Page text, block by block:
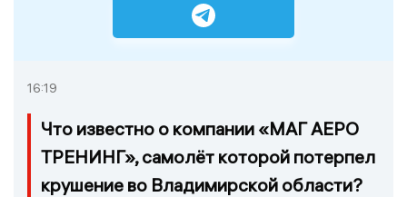
16:19
Что известно о компании «МАГ АЕРО
ТРЕНИНГ», самолёт которой потерпел
крушение во Владимирской области?